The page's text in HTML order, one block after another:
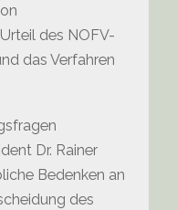
des NOFV-
das Verfahren
Dr. Rainer
Bedenken an
des